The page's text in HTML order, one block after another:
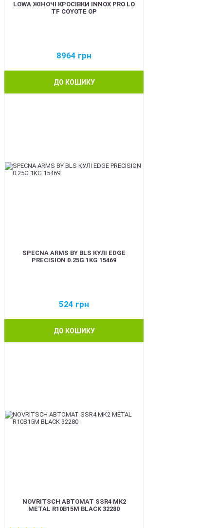
LOWA ЖІНОЧІ КРОСІВКИ INNOX PRO LO
TF COYOTE OP
8964 грн
ДО КОШИКУ
SPECNA ARMS BY BLS КУЛІ EDGE
PRECISION 0.25G 1KG 15469
524 грн
ДО КОШИКУ
NOVRITSCH АВТОМАТ SSR4 MK2
METAL R10B15M BLACK 32280